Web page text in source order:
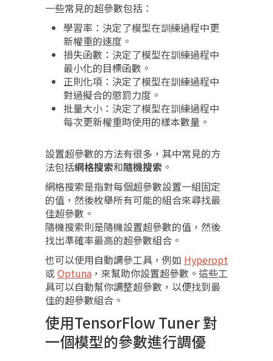
一些常見的超參數包括：
學習率：決定了模型在訓練過程中更
新權重的速度。
損失函數：決定了模型在訓練過程中
最小化的目標函數。
正則化項：決定了模型在訓練過程中
對過擬合的懲罰力度。
批量大小：決定了模型在訓練過程中
每次更新權重時使用的樣本數量。
設置超參數的方法有很多，其中常見的方
法包括網格搜索和隨機搜索 。
網格搜索是指對每個超參數設置一組固定
的值，然後枚舉所有可能的組合來尋找最
佳超參數。
隨機搜索則是隨機設置超參數的值，然後
找出準確率最高的超參數組合。
也可以使用自動調參工具，例如 Hyperopt
或Optuna ，來幫助你設置超參數。這些工
具可以自動幫你調整超參數，以便找到最
佳的超參數組合。
使用TensorFlow Tuner 對
一個模型的參數進行調優